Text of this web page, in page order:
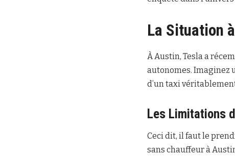
La Situation
À Austin, Tesla a
autonomes. Imaginez
d’un taxi
Les Limitations
Ceci dit, il faut le
sans chauffeur à